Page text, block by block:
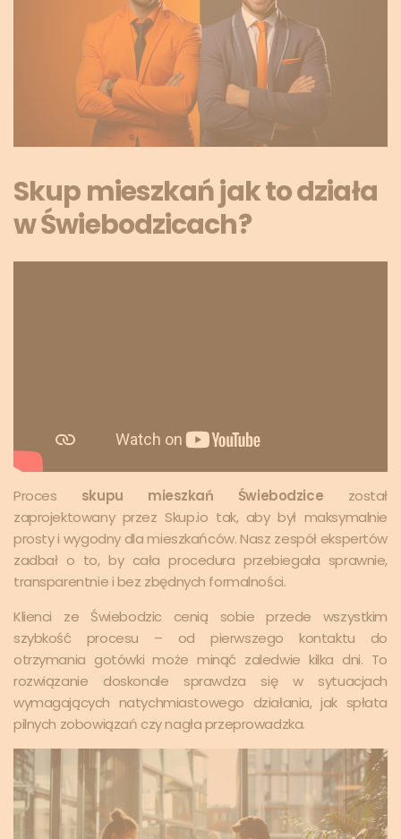
Skup mieszkań jak to działa
w Świebodzicach?
Proces skupu mieszkań Świebodzice został
zaprojektowany przez Skup.io tak, aby był maksymalnie
prosty i wygodny dla mieszkańców. Nasz zespół ekspertów
zadbał o to, by cała procedura przebiegała sprawnie,
transparentnie i bez zbędnych formalności.
Klienci ze Świebodzic cenią sobie przede wszystkim
szybkość procesu – od pierwszego kontaktu do
otrzymania gotówki może minąć zaledwie kilka dni. To
rozwiązanie doskonale sprawdza się w sytuacjach
wymagających natychmiastowego działania, jak spłata
pilnych zobowiązań czy nagła przeprowadzka.